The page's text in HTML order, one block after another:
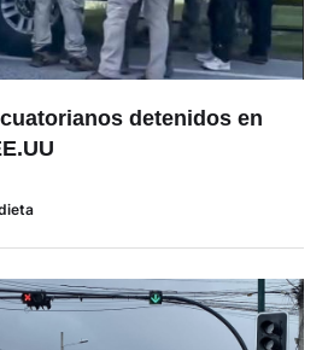
detenidos en